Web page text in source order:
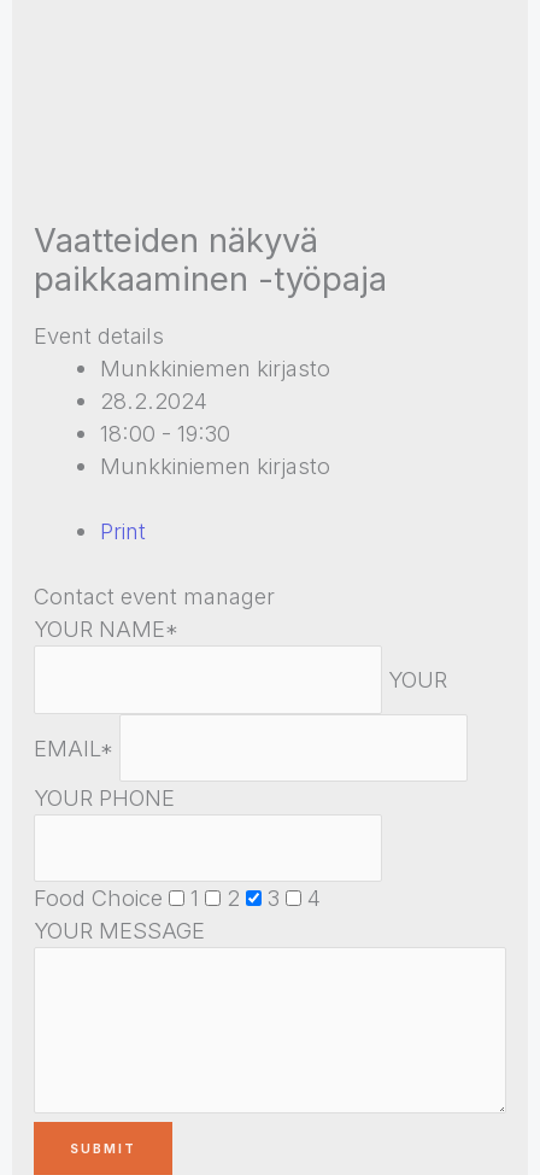
Vaatteiden näkyvä
paikkaaminen -työpaja
Event details
Munkkiniemen kirjasto
28.2.2024
18:00 - 19:30
Munkkiniemen kirjasto
Print
Contact event manager
YOUR NAME*
YOUR
EMAIL*
YOUR PHONE
Food Choice 1 2 3
4
YOUR MESSAGE